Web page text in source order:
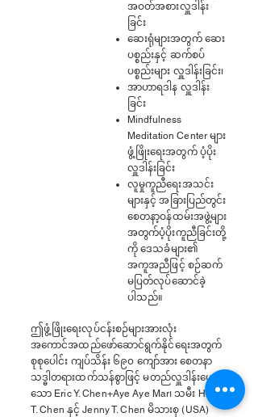
အဝတ်အစားလှူဒါန်း
ခြင်း
ဆေးရုံများအတွက် ဆေး
ပစ္စည်းနှင့် ဆက်စပ်
ပစ္စည်းများ လှူဒါန်းခြင်း၊
အာဟာရဒါန လှူဒါန်း
ခြင်း
Mindfulness
Meditation Center များ
ဖွံ့ဖြိုးရေးအတွက် ပံ့ပိုး
လှူဒါန်းခြင်း
လူမှုကူညီရေးအသင်း
များနှင့် အခြားပြည်တွင်း
စေတနာ့ဝန်ထမ်းအဖွဲ့များ
အတွက်ပံ့ပိုးကူညီခြင်းတို့
ကိုဒေသခံများ၏
အကူအညီဖြင့် စဉ်ဆက်
မပြတ်လုပ်ဆောင်ခဲ့
ပါသည်။
ဤဖွံ့ဖြိုးရေးလုပ်ငန်းစဉ်များအားလုံး
အကောင်အထည်ဖော်ဆောင်ရွက်နိုင်ရေးအတွက်
စုစုပေါင်း ကျပ်သိန်း ၆၉၀ ကျော်အား စေတနာ
သဒ္ဓါတရားထက်သန်စွာဖြင့် မတည်လှူဒါန်းပေးပါ
သော Eric Y. Chen+Aye Aye Mar၊ သမီး Helen
T. Chen နှင့် Jenny T. Chen မိသားစု (USA)